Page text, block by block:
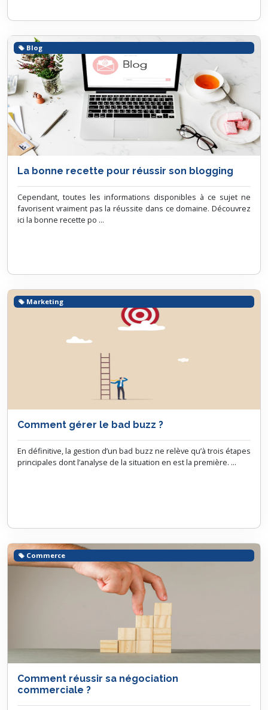
La bonne recette pour réussir son blogging
Cependant, toutes les informations disponibles à ce sujet ne
favorisent vraiment pas la réussite dans ce domaine. Découvrez
ici la bonne recette po ...
Blog
Comment gérer le bad buzz ?
En définitive, la gestion d’un bad buzz ne relève qu’à trois étapes
principales dont l’analyse de la situation en est la première. ...
Marketing
Comment réussir sa négociation
commerciale ?
Commerce